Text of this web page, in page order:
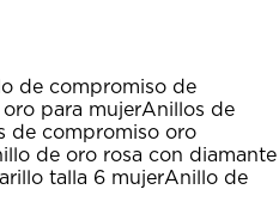
de compromiso de
para mujerAnillos de
de compromiso oro
de oro rosa con diamante
talla 6 mujerAnillo de